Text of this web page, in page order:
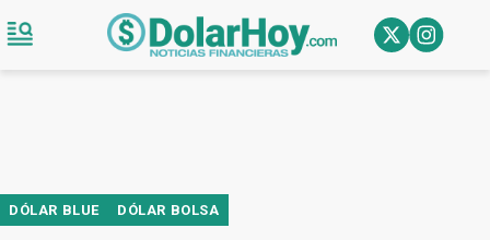
DÓLAR BLUE DÓLAR BOLSA